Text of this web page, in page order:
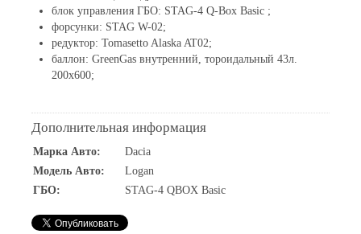
блок управления ГБО: STAG-4 Q-Box Basic ;
форсунки: STAG W-02;
редуктор: Tomasetto Alaska AT02;
баллон: GreenGas внутренний, тороидальный 43л.
200х600;
Дополнительная информация
Марка Авто:
Dacia
Модель Авто:
Logan
ГБО:
STAG-4 QBOX Basic